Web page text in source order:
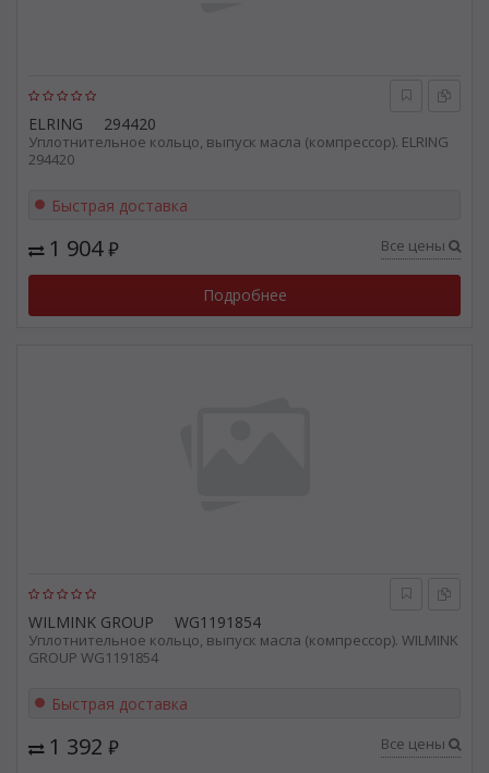
ELRING 294420
Уплотнительное кольцо, выпуск масла (компрессор). ELRING
294420
Быстрая доставка
1 904₽ Все цены
Подробнее
WILMINK GROUP WG1191854
Уплотнительное кольцо, выпуск масла (компрессор). WILMINK
GROUP WG1191854
Быстрая доставка
1 392 ₽ Все цены